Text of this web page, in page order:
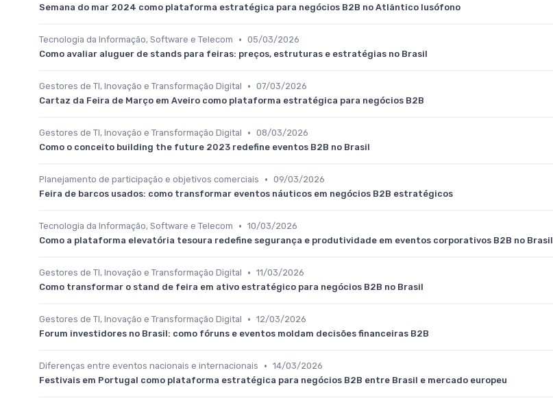
Semana do mar 2024 como plataforma estratégica para negócios B2B no Atlântico lusófono
Tecnologia da Informação, Software e Telecom • 05/03/2026
Como avaliar aluguer de stands para feiras: preços, estruturas e estratégias no Brasil
Gestores de TI, Inovação e Transformação Digital • 07/03/2026
Cartaz da Feira de Março em Aveiro como plataforma estratégica para negócios B2B
Gestores de TI, Inovação e Transformação Digital • 08/03/2026
Como o conceito building the future 2023 redefine eventos B2B no Brasil
Planejamento de participação e objetivos comerciais • 09/03/2026
Feira de barcos usados: como transformar eventos náuticos em negócios B2B estratégicos
Tecnologia da Informação, Software e Telecom • 10/03/2026
Como a plataforma elevatória tesoura redefine segurança e produtividade em eventos corporativos B2B no Brasil
Gestores de TI, Inovação e Transformação Digital • 11/03/2026
Como transformar o stand de feira em ativo estratégico para negócios B2B no Brasil
Gestores de TI, Inovação e Transformação Digital • 12/03/2026
Forum investidores no Brasil: como fóruns e eventos moldam decisões financeiras B2B
Diferenças entre eventos nacionais e internacionais • 14/03/2026
Festivais em Portugal como plataforma estratégica para negócios B2B entre Brasil e mercado europeu